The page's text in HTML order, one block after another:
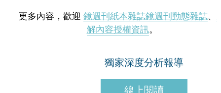
更多內容，歡迎 鏡週刊紙本雜誌鏡週刊動態雜誌、
解內容授權資訊。
獨家深度分析報導
線上閱讀